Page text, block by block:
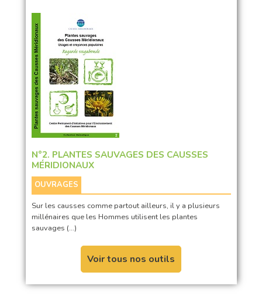
N°2. PLANTES SAUVAGES DES CAUSSES
MÉRIDIONAUX
OUVRAGES
Sur les causses comme partout ailleurs, il y a plusieurs
millénaires que les Hommes utilisent les plantes
sauvages (…)
Voir tous nos outils